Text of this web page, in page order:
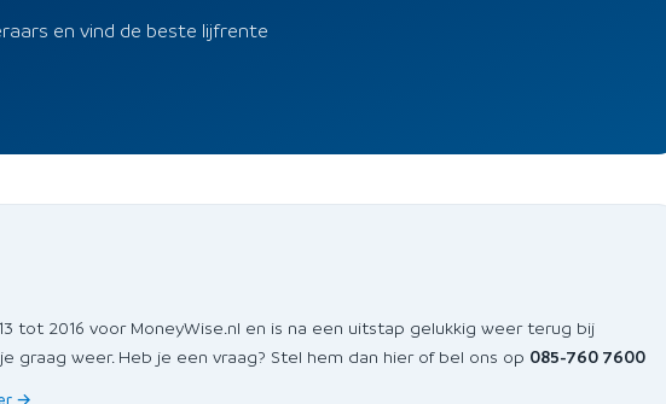
en vind de beste lijfrente
tot 2016 voor MoneyWise.nl en is na een uitstap gelukkig weer terug bij
graag weer. Heb je een vraag? Stel hem dan hier of bel ons op 085-760 7600
→